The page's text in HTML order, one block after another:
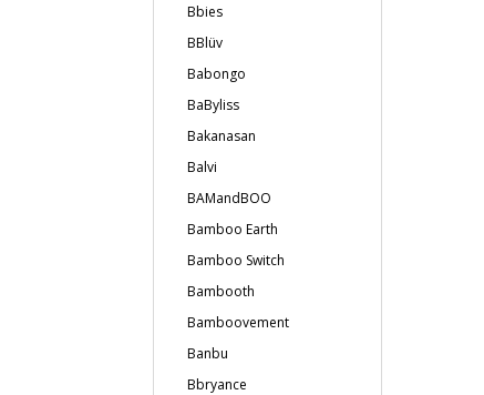
Bbies
BBlüv
Babongo
BaByliss
Bakanasan
Balvi
BAMandBOO
Bamboo Earth
Bamboo Switch
Bambooth
Bamboovement
Banbu
Bbryance